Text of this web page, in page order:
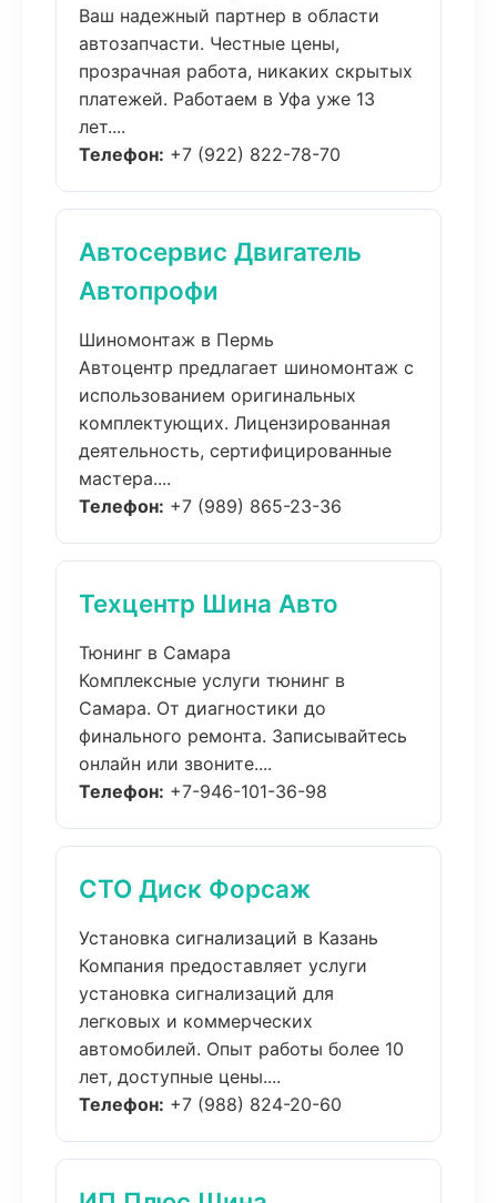
Ваш надежный партнер в области
автозапчасти. Честные цены,
прозрачная работа, никаких скрытых
платежей. Работаем в Уфа уже 13
лет....
Телефон: +7 (922) 822-78-70
Автосервис Двигатель
Автопрофи
Шиномонтаж в Пермь
Автоцентр предлагает шиномонтаж с
использованием оригинальных
комплектующих. Лицензированная
деятельность, сертифицированные
мастера....
Телефон: +7 (989) 865-23-36
Техцентр Шина Авто
Тюнинг в Самара
Комплексные услуги тюнинг в
Самара. От диагностики до
финального ремонта. Записывайтесь
онлайн или звоните....
Телефон: +7-946-101-36-98
СТО Диск Форсаж
Установка сигнализаций в Казань
Компания предоставляет услуги
установка сигнализаций для
легковых и коммерческих
автомобилей. Опыт работы более 10
лет, доступные цены....
Телефон: +7 (988) 824-20-60